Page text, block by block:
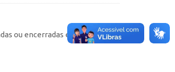
ou encerradas em cada